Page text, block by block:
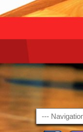
Navigation